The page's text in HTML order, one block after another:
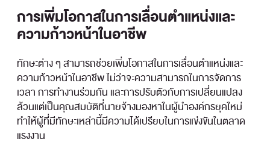
การเพิ่มโอกาสในการเลื่อนตำแหน่งและ
ความก้าวหน้าในอาชีพ
ทักษะต่าง ๆ สามารถช่วยเพิ่มโอกาสในการเลื่อนตำแหน่งและ
ความก้าวหน้าในอาชีพ ไม่ว่าจะความสามารถในการจัดการ
เวลา การทำงานร่วมกัน และการปรับตัวกับการเปลี่ยนแปลง
ล้วนแต่เป็นคุณสมบัติที่นายจ้างมองหาในผู้นำองค์กรยุคใหม่
ทำให้ผู้ที่มีทักษะเหล่านี้มีความได้เปรียบในการแข่งขันในตลาด
แรงงาน